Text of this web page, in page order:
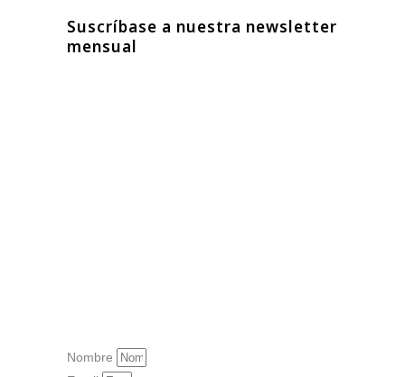
Suscríbase a nuestra newsletter
mensual
Nombre